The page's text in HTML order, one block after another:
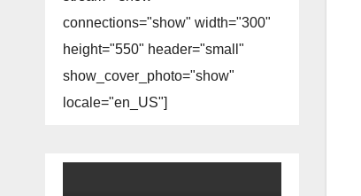
connections="show" width="300"
height="550" header="small"
show_cover_photo="show"
locale="en_US"]